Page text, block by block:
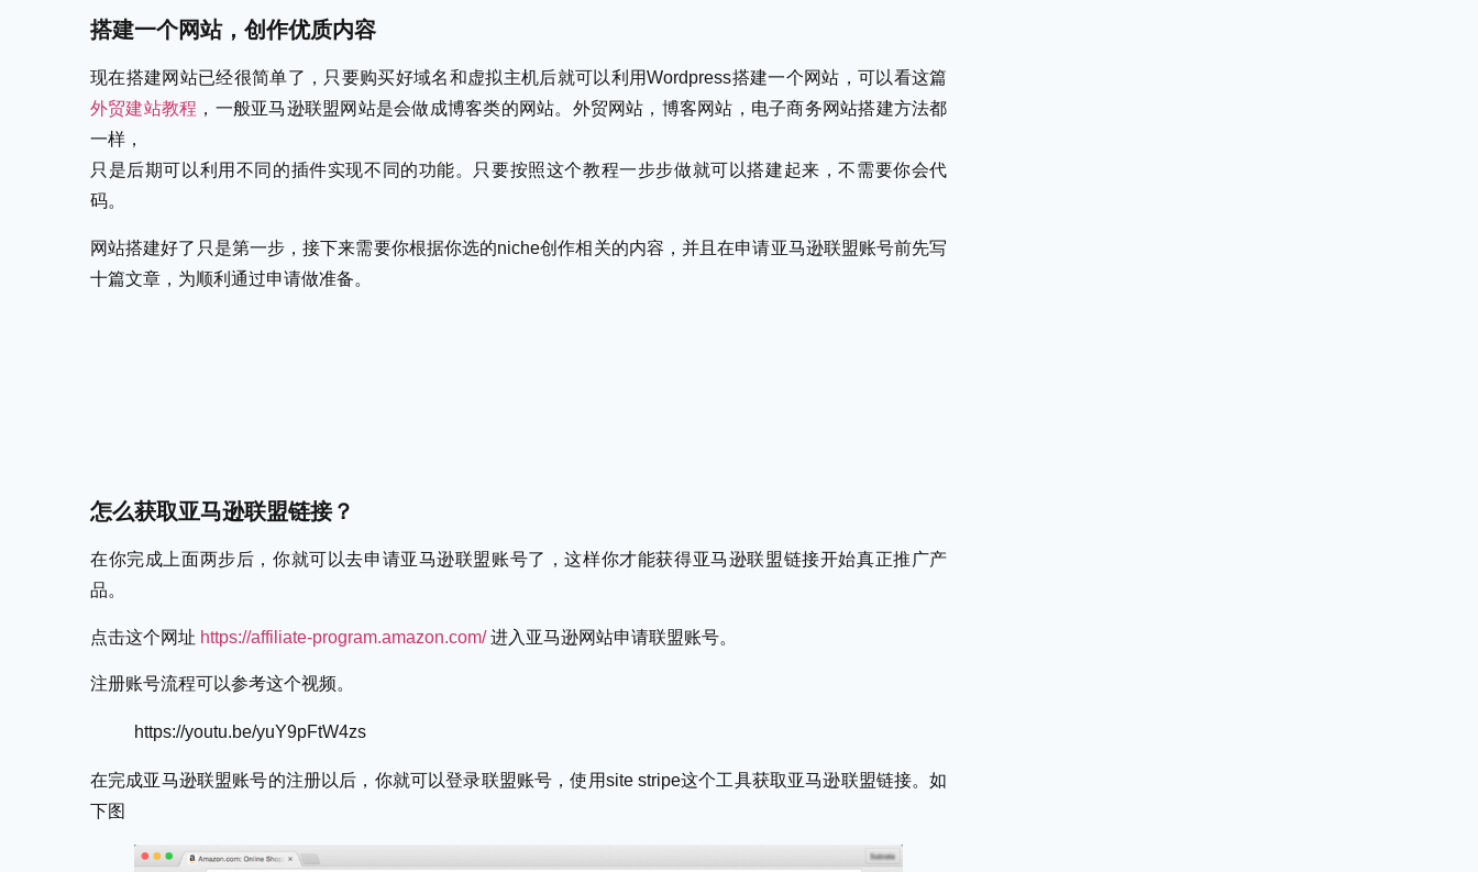
搭建一个网站，创作优质内容
现在搭建网站已经很简单了，只要购买好域名和虚拟主机后就可以利用Wordpress搭建一个网站，可以看这篇
外贸建站教程 ，一般亚马逊联盟网站是会做成博客类的网站。外贸网站，博客网站，电子商务网站搭建方法都
一样，
只是后期可以利用不同的插件实现不同的功能。只要按照这个教程一步步做就可以搭建起来，不需要你会代
码。
网站搭建好了只是第一步，接下来需要你根据你选的niche创作相关的内容，并且在申请亚马逊联盟账号前先写
十篇文章，为顺利通过申请做准备。
怎么获取亚马逊联盟链接？
在你完成上面两步后，你就可以去申请亚马逊联盟账号了，这样你才能获得亚马逊联盟链接开始真正推广产
品。
点击这个网址 https://affiliate-program.amazon.com/进入亚马逊网站申请联盟账号。
注册账号流程可以参考这个视频。
https://youtu.be/yuY9pFtW4zs
在完成亚马逊联盟账号的注册以后，你就可以登录联盟账号，使用site stripe这个工具获取亚马逊联盟链接。如
下图